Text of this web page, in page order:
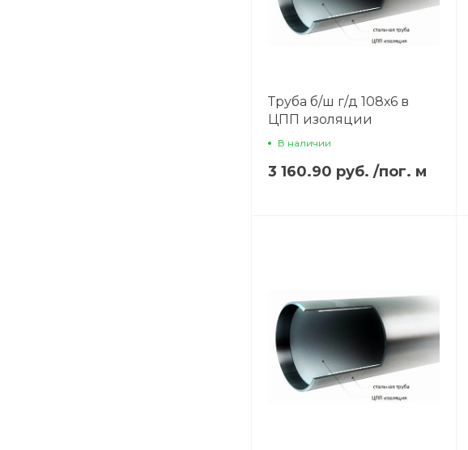
Труба б/ш г/д 108х6 в
ЦПП изоляции
В наличии
3 160.90 руб. /пог. м